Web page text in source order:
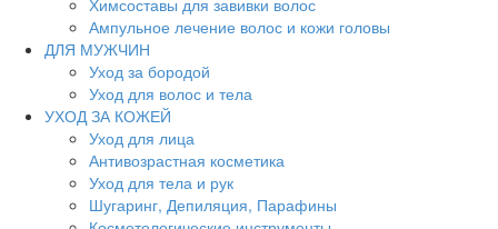
Химсоставы для завивки волос
Ампульное лечение волос и кожи головы
ДЛЯ МУЖЧИН
Уход за бородой
Уход для волос и тела
УХОД ЗА КОЖЕЙ
Уход для лица
Антивозрастная косметика
Уход для тела и рук
Шугаринг, Депиляция, Парафины